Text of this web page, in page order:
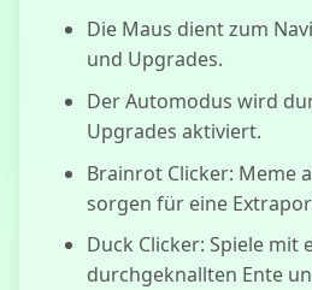
Die Maus dient zum
und Upgrades.
Der Automodus wird
Upgrades aktiviert.
Brainrot Clicker: Meme
sorgen für eine
Duck Clicker: Spiele mit
durchgeknallten Ente